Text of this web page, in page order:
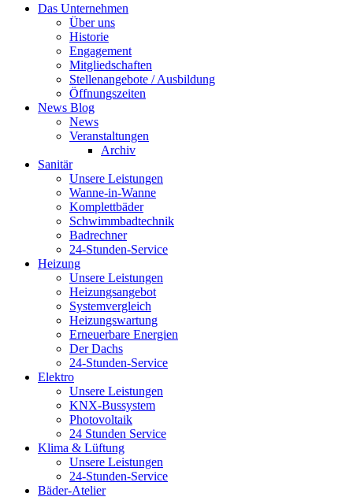
Das Unternehmen
Über uns
Historie
Engagement
Mitgliedschaften
Stellenangebote / Ausbildung
Öffnungszeiten
News Blog
News
Veranstaltungen
Archiv
Sanitär
Unsere Leistungen
Wanne-in-Wanne
Komplettbäder
Schwimmbadtechnik
Badrechner
24-Stunden-Service
Heizung
Unsere Leistungen
Heizungsangebot
Systemvergleich
Heizungswartung
Erneuerbare Energien
Der Dachs
24-Stunden-Service
Elektro
Unsere Leistungen
KNX-Bussystem
Photovoltaik
24 Stunden Service
Klima & Lüftung
Unsere Leistungen
24-Stunden-Service
Bäder-Atelier